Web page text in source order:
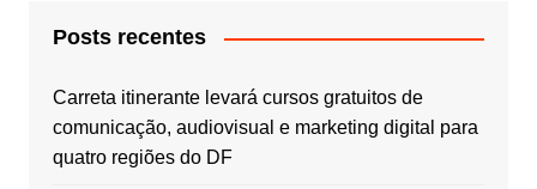
Posts recentes
Carreta itinerante levará cursos gratuitos de
comunicação, audiovisual e marketing digital para
quatro regiões do DF